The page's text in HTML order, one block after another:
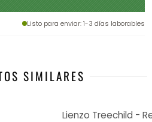
Listo para enviar: 1-3 días laborables
SIMILARES
Lienzo Treechild -